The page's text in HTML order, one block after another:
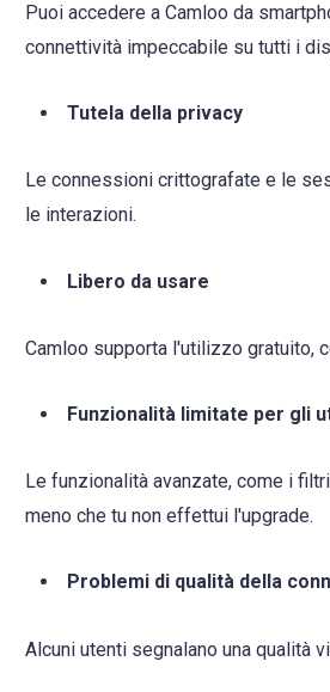
Puoi accedere a Camloo da
connettività impeccabile su tutti i
Tutela della privacy
Le connessioni crittografate e le
le interazioni.
Libero da usare
Camloo supporta l'utilizzo gratuito,
Funzionalità limitate per gli
Le funzionalità avanzate, come i
meno che tu non effettui l'upgrade.
Problemi di qualità della
Alcuni utenti segnalano una qualità